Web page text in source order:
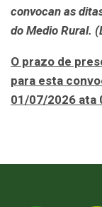
convocan as
do Medio Rural.
O prazo de
para esta
01/07/2026 ata